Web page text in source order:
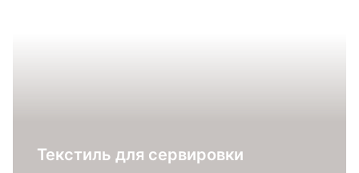
Текстиль для сервировки